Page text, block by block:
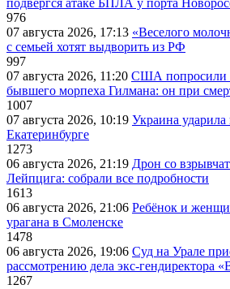
подвергся атаке БПЛА у порта
976
07 августа 2026, 17:13 «Веселого
с семьей хотят выдворить из РФ
997
07 августа 2026, 11:20 США попросили
бывшего морпеха Гилмана: он при
1007
07 августа 2026, 10:19 Украина ударила
Екатеринбурге
1273
06 августа 2026, 21:19 Дрон со
Лейпцига: собрали все подробности
1613
06 августа 2026, 21:06 Ребёнок и
урагана в Смоленске
1478
06 августа 2026, 19:06 Суд на Урале
рассмотрению дела экс-
1267